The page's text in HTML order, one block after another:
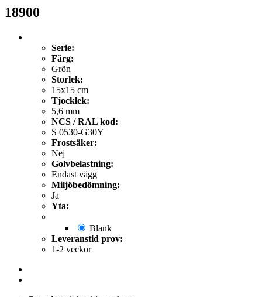
18900
Serie:
Färg:
Grön
Storlek:
15x15 cm
Tjocklek:
5,6 mm
NCS / RAL kod:
S 0530-G30Y
Frostsäker:
Nej
Golvbelastning:
Endast vägg
Miljöbedömning:
Ja
Yta:
Blank
Leveranstid prov:
1-2 veckor